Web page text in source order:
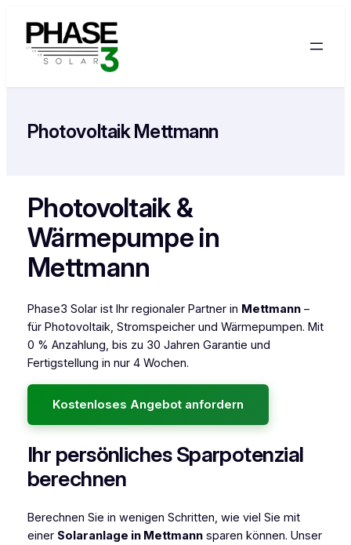
Inhalt
springen
Photovoltaik Mettmann
Photovoltaik &
Wärmepumpe in
Mettmann
Phase3 Solar ist Ihr regionaler Partner in Mettmann–
für Photovoltaik, Stromspeicher und Wärmepumpen. Mit
0 % Anzahlung, bis zu 30 Jahren Garantie und
Fertigstellung in nur 4 Wochen.
Kostenloses Angebot anfordern
Ihr persönliches Sparpotenzial
berechnen
Berechnen Sie in wenigen Schritten, wie viel Sie mit
einer Solaranlage in Mettmannsparen können. Unser